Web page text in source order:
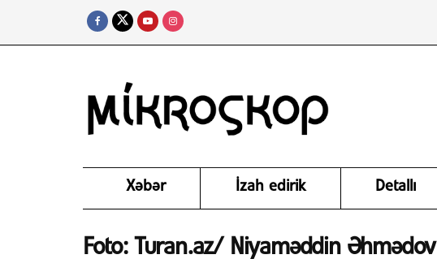
Xəbər İzah edirik Detallı
Foto: Turan.az/ Niyaməddin Əhmədov